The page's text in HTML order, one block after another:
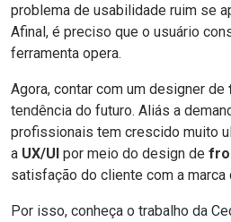
problema de usabilidade ruim se
Afinal, é preciso que o usuário
ferramenta opera.
Agora, contar com um designer de
tendência do futuro. Aliás a
profissionais tem crescido muito
a UX/UI por meio do design de
satisfação do cliente com a marca
Por isso, conheça o trabalho da